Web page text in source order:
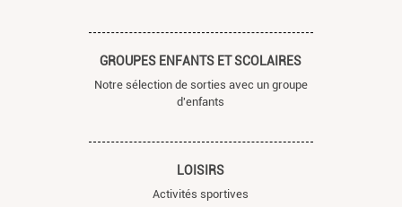
GROUPES ENFANTS ET SCOLAIRES
Notre sélection de sorties avec un groupe
d'enfants
LOISIRS
Activités sportives